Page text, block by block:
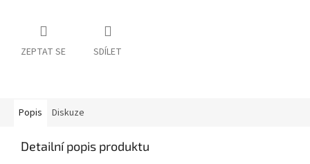
ZEPTAT SE SDÍLET
Popis Diskuze
Detailní popis produktu